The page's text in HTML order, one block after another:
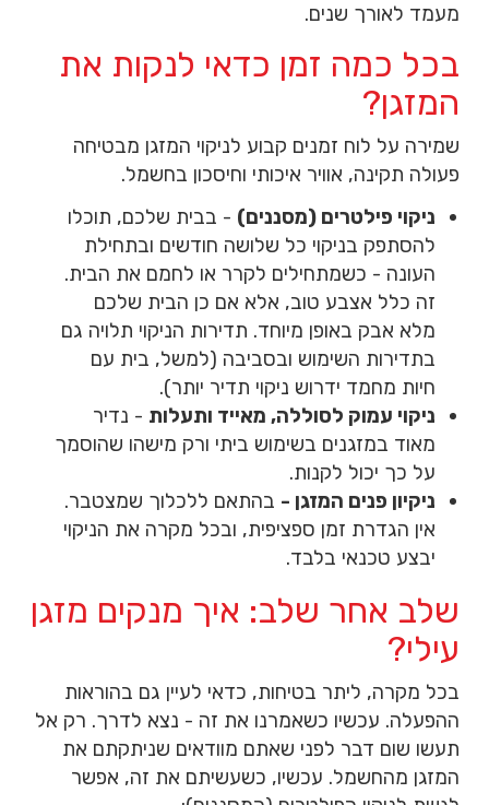
מעמד לאורך שנים.
בכל כמה זמן כדאי לנקות את
המזגן?
שמירה על לוח זמנים קבוע לניקוי המזגן מבטיחה
פעולה תקינה, אוויר איכותי וחיסכון בחשמל.
ניקוי פילטרים (מסננים) - בבית שלכם, תוכלו
להסתפק בניקוי כל שלושה חודשים ובתחילת
העונה - כשמתחילים לקרר או לחמם את הבית.
זה כלל אצבע טוב, אלא אם כן הבית שלכם
מלא אבק באופן מיוחד. תדירות הניקוי תלויה גם
בתדירות השימוש ובסביבה (למשל, בית עם
חיות מחמד ידרוש ניקוי תדיר יותר).
ניקוי עמוק לסוללה, מאייד ותעלות - נדיר
מאוד במזגנים בשימוש ביתי ורק מישהו שהוסמך
על כך יכול לקנות.
ניקיון פנים המזגן - בהתאם ללכלוך שמצטבר.
אין הגדרת זמן ספציפית, ובכל מקרה את הניקוי
יבצע טכנאי בלבד.
שלב אחר שלב: איך מנקים מזגן
עילי?
בכל מקרה, ליתר בטיחות, כדאי לעיין גם בהוראות
ההפעלה. עכשיו כשאמרנו את זה - נצא לדרך. רק אל
תעשו שום דבר לפני שאתם מוודאים שניתקתם את
המזגן מהחשמל. עכשיו, כשעשיתם את זה, אפשר